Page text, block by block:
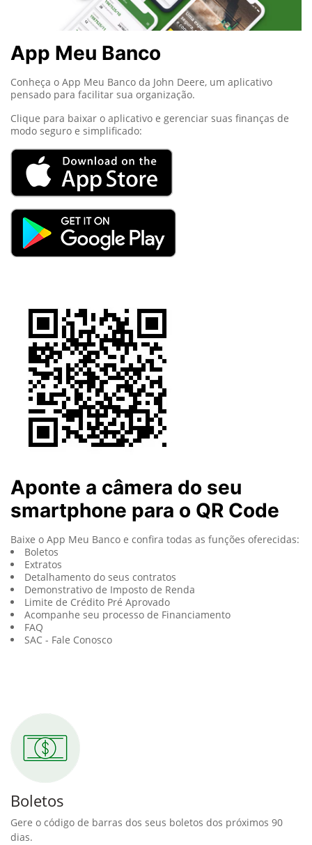
App Meu Banco
Conheça o App Meu Banco da John Deere, um aplicativo
pensado para facilitar sua organização.
Clique para baixar o aplicativo e gerenciar suas finanças de
modo seguro e simplificado:
Aponte a câmera do seu
smartphone para o QR Code
Baixe o App Meu Banco e confira todas as funções oferecidas:
Boletos
Extratos
Detalhamento do seus contratos
Demonstrativo de Imposto de Renda
Limite de Crédito Pré Aprovado
Acompanhe seu processo de Financiamento
FAQ
SAC - Fale Conosco
Boletos
Gere o código de barras dos seus boletos dos próximos 90
dias.